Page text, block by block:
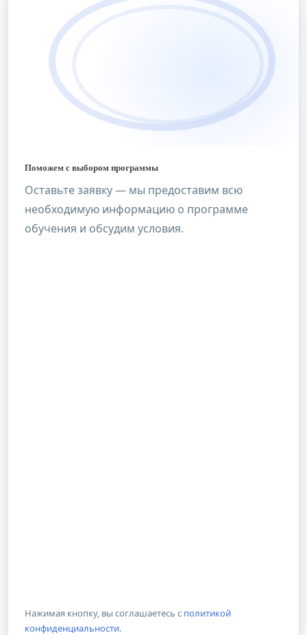
Поможем с выбором программы
Оставьте заявку — мы предоставим всю
необходимую информацию о программе
обучения и обсудим условия.
Нажимая кнопку, вы соглашаетесь с политикой
конфиденциальности.